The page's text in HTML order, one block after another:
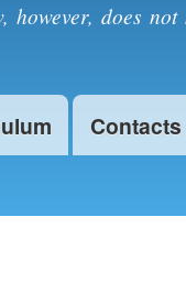
does not
Contacts